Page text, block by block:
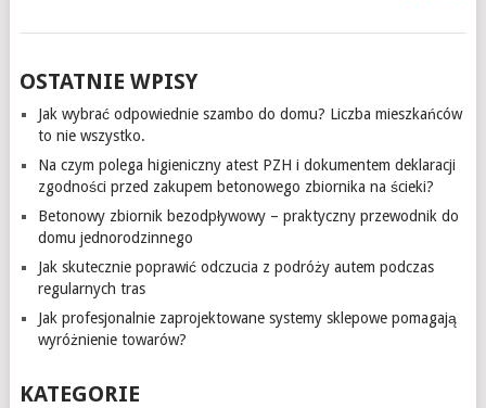
OSTATNIE WPISY
Jak wybrać odpowiednie szambo do domu? Liczba mieszkańców
to nie wszystko.
Na czym polega higieniczny atest PZH i dokumentem deklaracji
zgodności przed zakupem betonowego zbiornika na ścieki?
Betonowy zbiornik bezodpływowy – praktyczny przewodnik do
domu jednorodzinnego
Jak skutecznie poprawić odczucia z podróży autem podczas
regularnych tras
Jak profesjonalnie zaprojektowane systemy sklepowe pomagają
wyróżnienie towarów?
KATEGORIE